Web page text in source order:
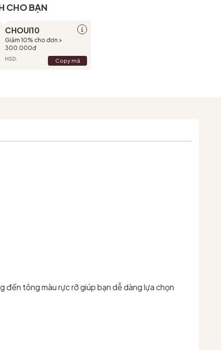
CHO BẠN
CHOUI10
Giảm 10% cho đơn >
300.000đ
HSD: Copy mã
đến tông màu rực rỡ giúp bạn dễ dàng lựa chọn